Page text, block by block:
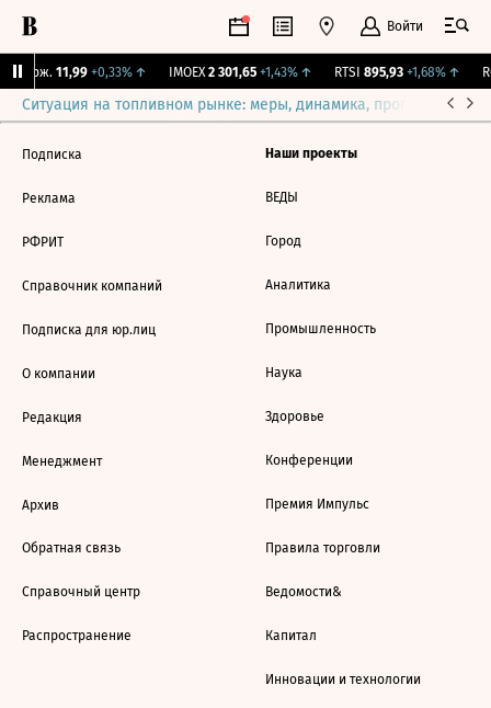
Войти
Бирж. 11,99 +0,33%↑ IMOEX 2 301,65 +1,43%↑ RTSI 895,93 +1,68%↑
Ситуация на топливном рынке: меры, динамика, прогнозы
Подписка
Реклама
РФРИТ
Справочник компаний
Подписка для юр.лиц
О компании
Редакция
Менеджмент
Архив
Обратная связь
Справочный центр
Распространение
Наши проекты
ВЕДЫ
Город
Аналитика
Промышленность
Наука
Здоровье
Конференции
Премия Импульс
Правила торговли
Ведомости&
Капитал
Инновации и технологии